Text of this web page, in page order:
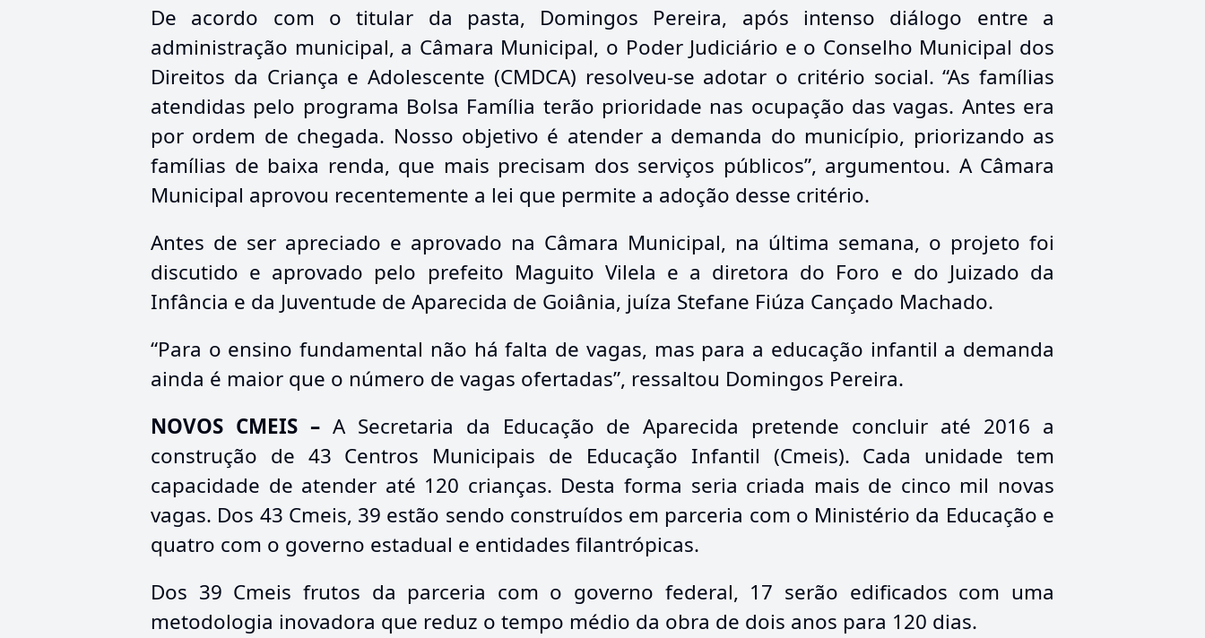
De acordo com o titular da pasta, Domingos Pereira, após intenso diálogo entre a
administração municipal, a Câmara Municipal, o Poder Judiciário e o Conselho Municipal dos
Direitos da Criança e Adolescente (CMDCA) resolveu-se adotar o critério social. “As famílias
atendidas pelo programa Bolsa Família terão prioridade nas ocupação das vagas. Antes era
por ordem de chegada. Nosso objetivo é atender a demanda do município, priorizando as
famílias de baixa renda, que mais precisam dos serviços públicos”, argumentou. A Câmara
Municipal aprovou recentemente a lei que permite a adoção desse critério.
Antes de ser apreciado e aprovado na Câmara Municipal, na última semana, o projeto foi
discutido e aprovado pelo prefeito Maguito Vilela e a diretora do Foro e do Juizado da
Infância e da Juventude de Aparecida de Goiânia, juíza Stefane Fiúza Cançado Machado.
“Para o ensino fundamental não há falta de vagas, mas para a educação infantil a demanda
ainda é maior que o número de vagas ofertadas”, ressaltou Domingos Pereira.
NOVOS CMEIS –A Secretaria da Educação de Aparecida pretende concluir até 2016 a
construção de 43 Centros Municipais de Educação Infantil (Cmeis). Cada unidade tem
capacidade de atender até 120 crianças. Desta forma seria criada mais de cinco mil novas
vagas. Dos 43 Cmeis, 39 estão sendo construídos em parceria com o Ministério da Educação e
quatro com o governo estadual e entidades filantrópicas.
Dos 39 Cmeis frutos da parceria com o governo federal, 17 serão edificados com uma
metodologia inovadora que reduz o tempo médio da obra de dois anos para 120 dias.